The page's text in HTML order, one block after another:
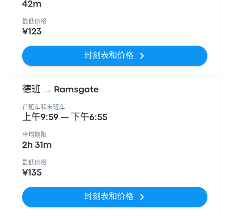
42m
最低价格
¥123
时刻表和价格
德班 → Ramsgate
首班车和末班车
上午9:59 — 下午6:55
平均期限
2h 31m
最低价格
¥135
时刻表和价格